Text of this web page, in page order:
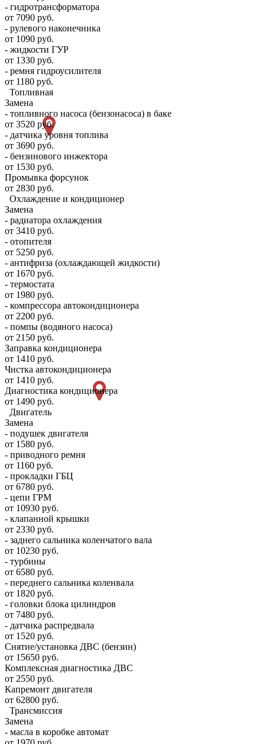
- гидротрансформатора
от 7090 руб.
- рулевого наконечника
от 1090 руб.
- жидкости ГУР
от 1330 руб.
- ремня гидроусилителя
от 1180 руб.
Топливная
Замена
- топливного насоса (бензонасоса) в баке
от 3520 руб.
- датчика уровня топлива
от 3690 руб.
- бензинового инжектора
от 1530 руб.
Промывка форсунок
от 2830 руб.
Охлаждение и кондиционер
Замена
- радиатора охлаждения
от 3410 руб.
- отопителя
от 5250 руб.
- антифриза (охлаждающей жидкости)
от 1670 руб.
- термостата
от 1980 руб.
- компрессора автокондиционера
от 2200 руб.
- помпы (водяного насоса)
от 2150 руб.
Заправка кондиционера
от 1410 руб.
Чистка автокондиционера
от 1410 руб.
Диагностика кондиционера
от 1490 руб.
Двигатель
Замена
- подушек двигателя
от 1580 руб.
- приводного ремня
от 1160 руб.
- прокладки ГБЦ
от 6780 руб.
- цепи ГРМ
от 10930 руб.
- клапанной крышки
от 2330 руб.
- заднего сальника коленчатого вала
от 10230 руб.
- турбины
от 6580 руб.
- переднего сальника коленвала
от 1820 руб.
- головки блока цилиндров
от 7480 руб.
- датчика распредвала
от 1520 руб.
Снятие/установка ДВС (бензин)
от 15650 руб.
Комплексная диагностика ДВС
от 2550 руб.
Капремонт двигателя
от 62800 руб.
Трансмиссия
Замена
- масла в коробке автомат